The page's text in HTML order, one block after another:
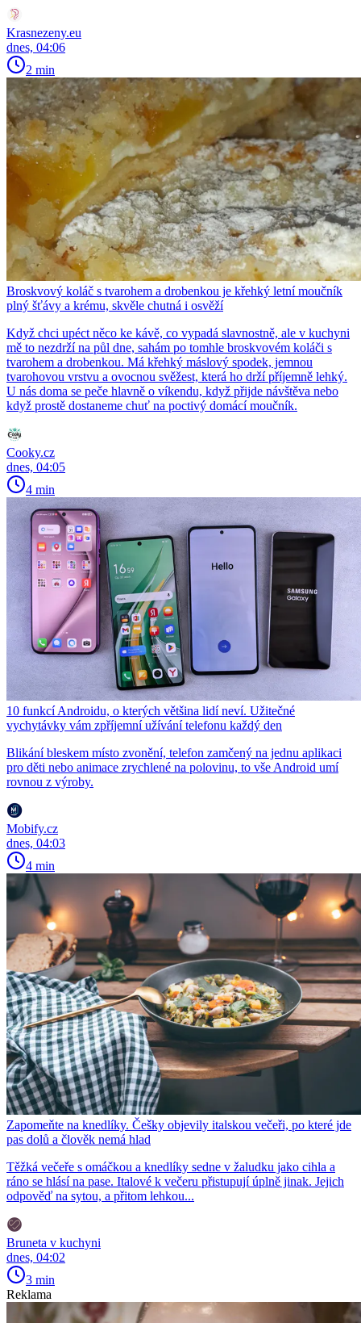
Krasnezeny.eu
dnes, 04:06
2 min
Broskvový koláč s tvarohem a drobenkou je křehký letní moučník
plný šťávy a krému, skvěle chutná i osvěží
Když chci upéct něco ke kávě, co vypadá slavnostně, ale v kuchyni
mě to nezdrží na půl dne, sahám po tomhle broskvovém koláči s
tvarohem a drobenkou. Má křehký máslový spodek, jemnou
tvarohovou vrstvu a ovocnou svěžest, která ho drží příjemně lehký.
U nás doma se peče hlavně o víkendu, když přijde návštěva nebo
když prostě dostaneme chuť na poctivý domácí moučník.
Cooky.cz
dnes, 04:05
4 min
10 funkcí Androidu, o kterých většina lidí neví. Užitečné
vychytávky vám zpříjemní užívání telefonu každý den
Blikání bleskem místo zvonění, telefon zamčený na jednu aplikaci
pro děti nebo animace zrychlené na polovinu, to vše Android umí
rovnou z výroby.
Mobify.cz
dnes, 04:03
4 min
Zapomeňte na knedlíky. Češky objevily italskou večeři, po které jde
pas dolů a člověk nemá hlad
Těžká večeře s omáčkou a knedlíky sedne v žaludku jako cihla a
ráno se hlásí na pase. Italové k večeru přistupují úplně jinak. Jejich
odpověď na sytou, a přitom lehkou...
Bruneta v kuchyni
dnes, 04:02
3 min
Reklama